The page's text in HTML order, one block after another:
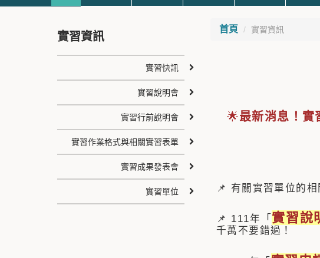
首頁 實習資訊
🌟最新消息！實
📌 有關實習單位的
📌 111年「 實習說
千萬不要錯過！
實習資訊
實習快訊
實習說明會
實習行前說明會
實習作業格式與相關實習表單
實習成果發表會
實習單位